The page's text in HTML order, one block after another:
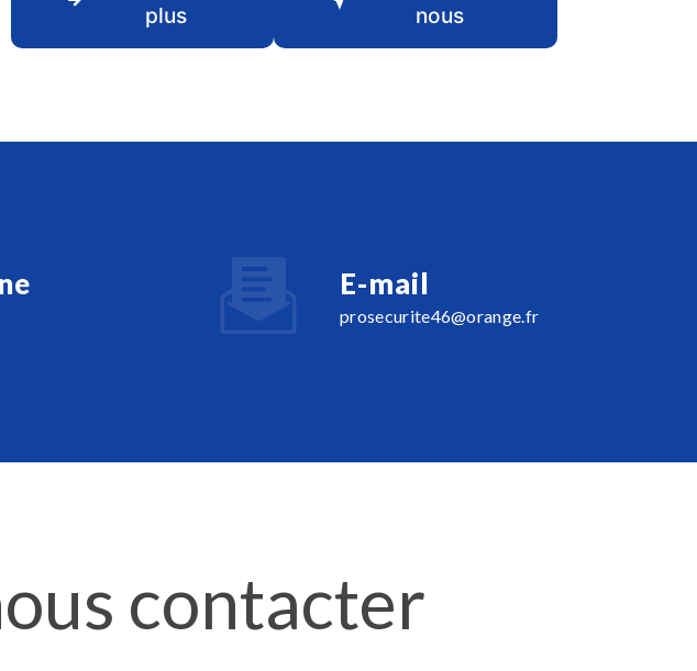
plus
nous
E-mail
prosecurite46@orange.fr
contacter